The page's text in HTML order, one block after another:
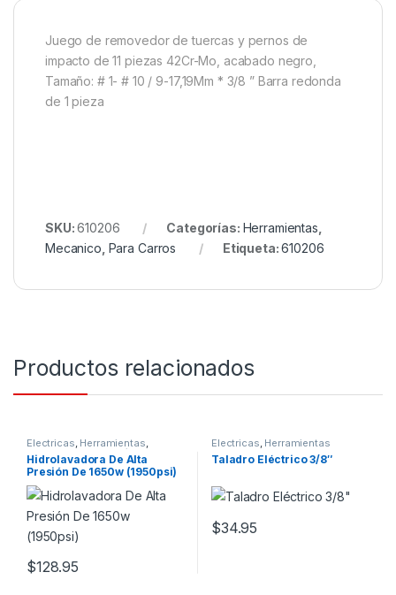
Juego de removedor de tuercas y pernos de
impacto de 11 piezas 42Cr-Mo, acabado negro,
Tamaño: # 1- # 10 / 9-17,19Mm * 3/8 ” Barra redonda
de 1 pieza
SKU:610206 Categorías: Herramientas
Mecanico Para Carros Etiqueta:610206
Productos relacionados
Electricas, Herramientas,
Jardinero , Para Jardín ,Por
Profesión
Hidrolavadora De Alta
Presión De 1650w (1950psi)
$128.95
Electricas, Herramientas
Taladro Eléctrico 3/8″
$34.95